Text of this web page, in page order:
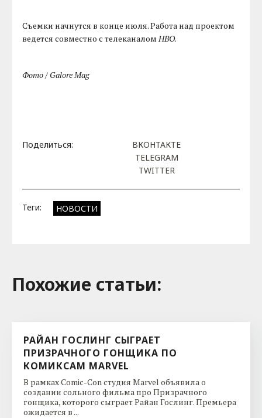
Съемки начнутся в конце июля. Работа над проектом
ведется совместно с телеканаломHBO.
Фото / Galore Mag
Поделиться:
ВКОНТАКТЕ
TELEGRAM
TWITTER
Теги: НОВОСТИ
Похожие cтатьи:
РАЙАН ГОСЛИНГ СЫГРАЕТ
ПРИЗРАЧНОГО ГОНЩИКА ПО
КОМИКСАМ MARVEL
В рамках Comic-Con студия Marvel объявила о
создании сольного фильма про Призрачного
гонщика, которого сыграет Райан Гослинг. Премьера
ожидается в ...